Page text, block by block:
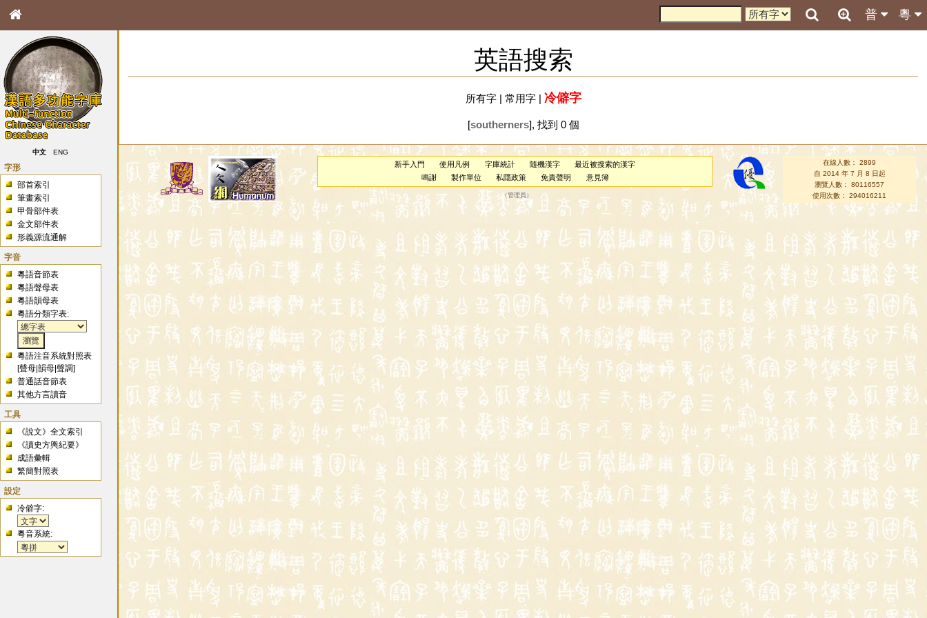
粵
普
中文 ENG
字形
部首索引
筆畫索引
甲骨部件表
金文部件表
形義源流通解
字音
粵語音節表
粵語聲母表
粵語韻母表
粵語分類字表:
粵語注音系統對照表
[聲母 |韻母 |聲調]
普通話音節表
其他方言讀音
工具
《說文》全文索引
《讀史方輿紀要》
成語彙輯
繁簡對照表
設定
冷僻字:
粵音系統:
英語搜索
所有字| 常用字| 冷僻字
[southerners], 找到 0 個
新手入門 使用凡例 字庫統計 隨機漢字
最近被搜索的漢字
鳴謝
製作單位 私隱政策 免責聲明 意見簿
（管理員 ）
在線人數： 2899
自 2014 年 7 月 8 日起
瀏覽人數： 80116557
使用次數： 294016211